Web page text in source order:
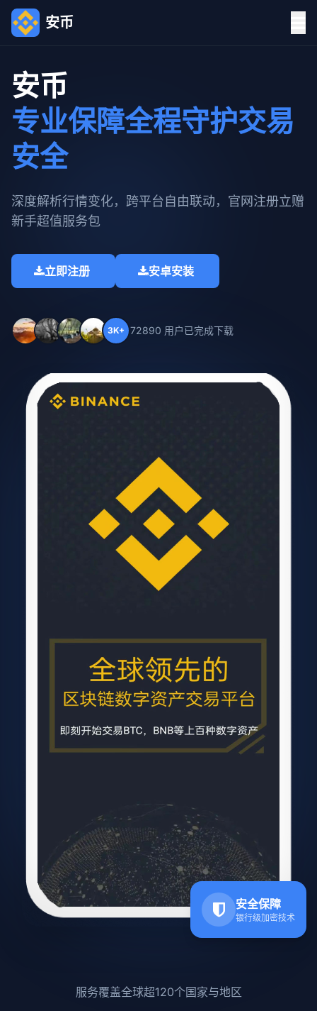
安币
安币
专业保障全程守护交易
安全
深度解析行情变化，跨平台自由联动，官网注册立赠
新手超值服务包​
立即注册 安卓安装
3K+ 72890 用户已完成下载
安全保障
银行级加密技术
服务覆盖全球超120个国家与地区